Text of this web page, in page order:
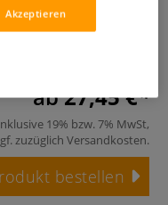
Gouache und
kreatives Art Journal.
ab27,45 €
19% bzw. 7% MwSt,
zuzüglich Versandkosten.
bestellen
Akzeptieren